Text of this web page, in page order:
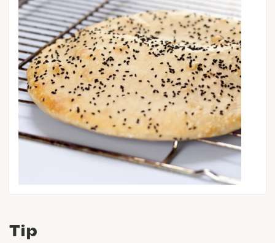
Tip